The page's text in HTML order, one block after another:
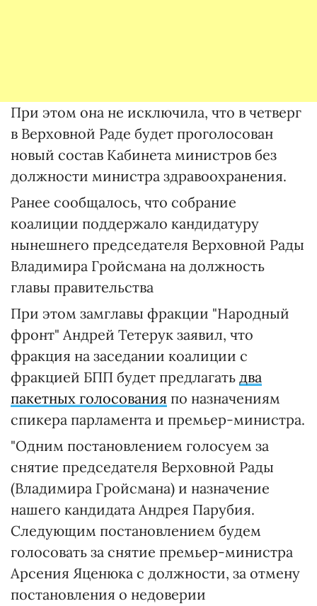
При этом она не исключила, что в четверг
в Верховной Раде будет проголосован
новый состав Кабинета министров без
должности министра здравоохранения.
Ранее сообщалось, что собрание
коалиции поддержало кандидатуру
нынешнего председателя Верховной Рады
Владимира Гройсмана на должность
главы правительства
При этом замглавы фракции "Народный
фронт" Андрей Тетерук заявил, что
фракция на заседании коалиции с
фракцией БПП будет предлагать два
пакетных голосования по назначениям
спикера парламента и премьер-министра.
"Одним постановлением голосуем за
снятие председателя Верховной Рады
(Владимира Гройсмана) и назначение
нашего кандидата Андрея Парубия.
Следующим постановлением будем
голосовать за снятие премьер-министра
Арсения Яценюка с должности, за отмену
постановления о недоверии